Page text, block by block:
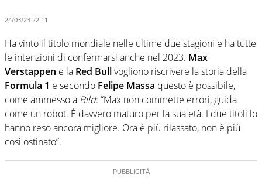
24/03/23 22:11
Ha vinto il titolo mondiale nelle ultime due stagioni e ha tutte
le intenzioni di confermarsi anche nel 2023. Max
Verstappen e la Red Bullvogliono riscrivere la storia della
Formula 1 e secondo Felipe Massa questo è possibile,
come ammesso a Bild: “Max non commette errori, guida
come un robot. È davvero maturo per la sua età. I due titoli lo
hanno reso ancora migliore. Ora è più rilassato, non è più
così ostinato”.